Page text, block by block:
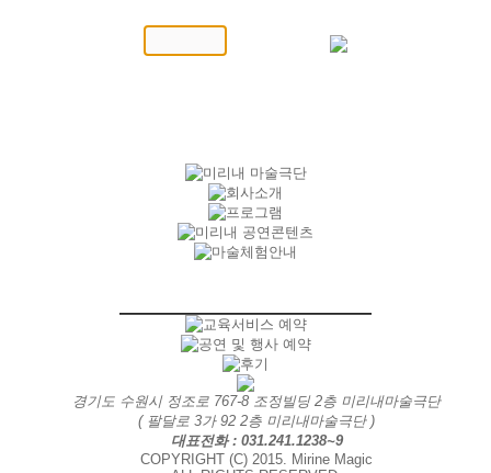
경기도 수원시 정조로 767-8 조정빌딩 2층 미리내마술극단
( 팔달로 3가 92 2층 미리내마술극단 )
대표전화 : 031.241.1238~9
COPYRIGHT (C) 2015. Mirine Magic